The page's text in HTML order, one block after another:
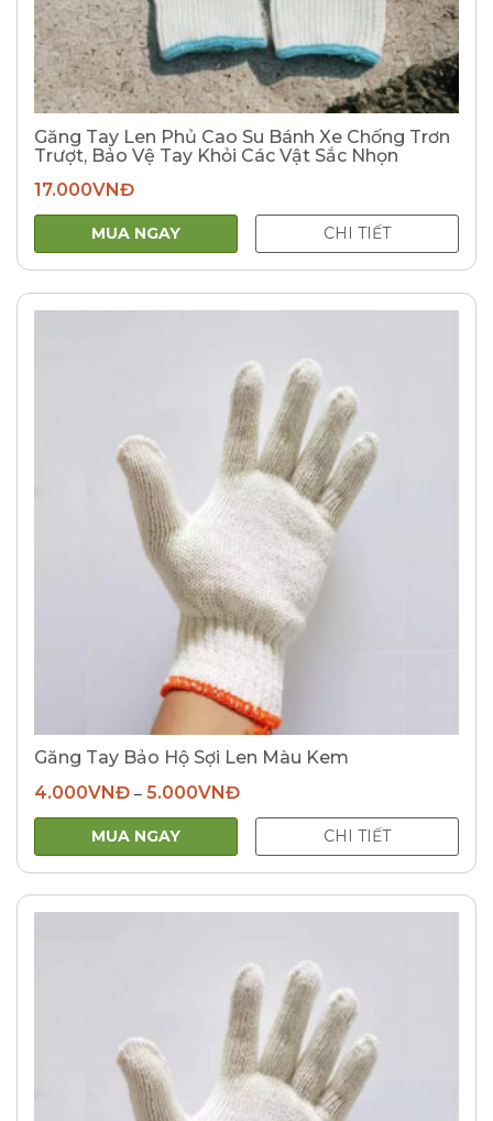
Găng Tay Len Phủ Cao Su Bánh Xe Chống Trơn
Trượt, Bảo Vệ Tay Khỏi Các Vật Sắc Nhọn
17.000VNĐ
MUA NGAY CHI TIẾT
Găng Tay Bảo Hộ Sợi Len Màu Kem
4.000VNĐ– 5.000VNĐ
MUA NGAY CHI TIẾT